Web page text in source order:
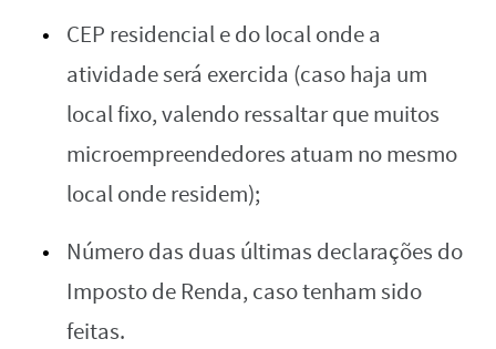
CEP residencial e do local onde a
atividade será exercida (caso haja um
local fixo, valendo ressaltar que muitos
microempreendedores atuam no mesmo
local onde residem);
Número das duas últimas declarações do
Imposto de Renda, caso tenham sido
feitas.